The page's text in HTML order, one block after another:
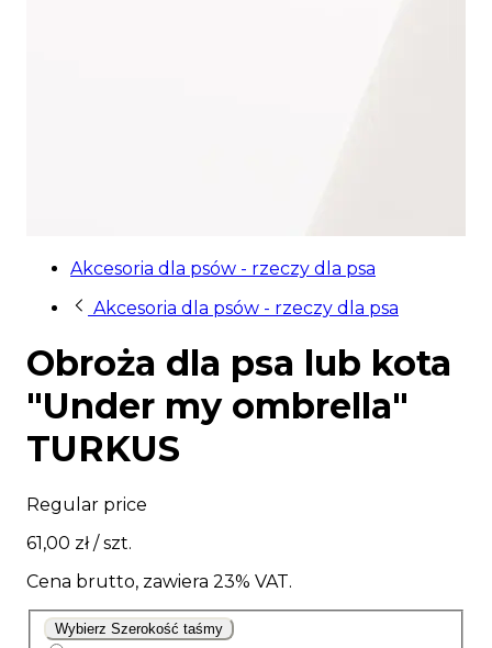
Akcesoria dla psów - rzeczy dla psa
Akcesoria dla psów - rzeczy dla psa
Obroża dla psa lub kota
"Under my ombrella"
TURKUS
Regular price
61,00 zł/ szt.
Cena brutto, zawiera 23% VAT.
Wybierz Szerokość taśmy